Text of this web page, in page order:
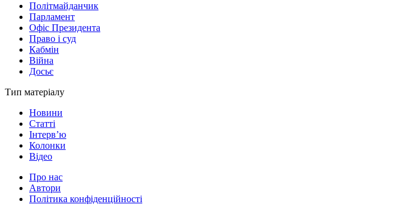
Політмайданчик
Парламент
Офіс Президента
Право і суд
Кабмін
Війна
Досьє
Тип матеріалу
Новини
Статті
Інтерв’ю
Колонки
Відео
Про нас
Автори
Політика конфіденційності